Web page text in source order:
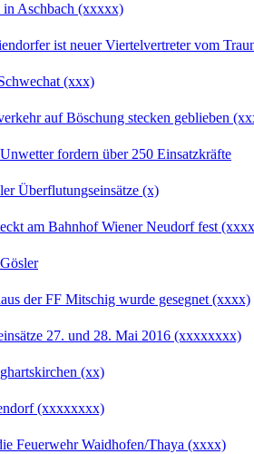
in Aschbach (xxxxx)
ist neuer Viertelvertreter vom
(xxx)
auf Böschung stecken geblieben
fordern über 250 Einsatzkräfte
Überflutungseinsätze (x)
am Bahnhof Wiener Neudorf fest
der FF Mitschig wurde gesegnet (xxxx)
27. und 28. Mai 2016 (xxxxxxxx)
(xx)
(xxxxxxxx)
Feuerwehr Waidhofen/Thaya (xxxx)